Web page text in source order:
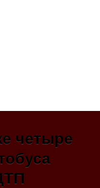
четыре